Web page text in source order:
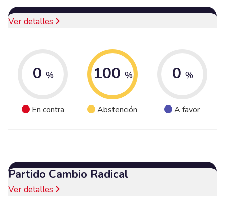
Ver detalles
0 %
En contra
100 %
Abstención
0 %
A favor
Partido Cambio Radical
Ver detalles